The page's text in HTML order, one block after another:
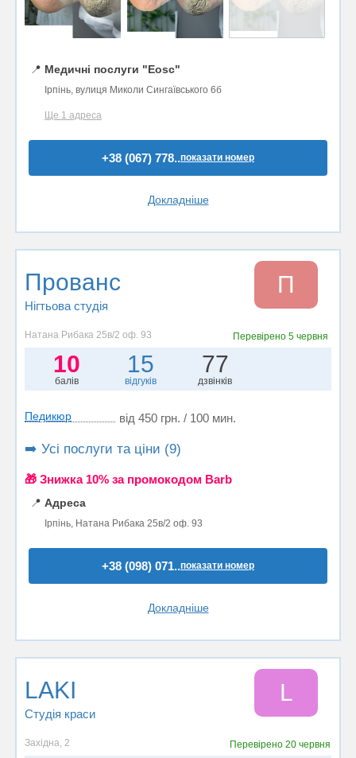
📍 Медичні послуги "Eosc"
Ірпінь, вулиця Миколи Сингаївського 6б
Ще 1 адреса
+38 (067) 778..показати номер
Докладніше
Прованс
Нігтьова студія
П
Натана Рибака 25в/2 оф. 93 Перевірено 5 червня
10
балів
15
відгуків
77
дзвінків
Педикюр від 450 грн. / 100 мин.
➡️ Усі послуги та ціни (9)
🎁 Знижка 10% за промокодом Barb
📍 Адреса
Ірпінь, Натана Рибака 25в/2 оф. 93
+38 (098) 071..показати номер
Докладніше
LAKI
Студія краси
L
Західна, 2 Перевірено20 червня